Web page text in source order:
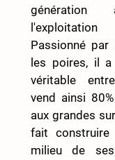
génération
Passionné
les poires, il
véritable
vend ainsi
aux grandes
fait
milieu de